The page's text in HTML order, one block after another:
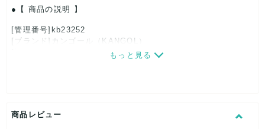
【 商品の説明 】
[管理番号]kb23252
[ブランド]カンゴール（KANGOL）
頭回り（内寸）：約57cm
[付属品]なし
もっと見る
商品レビュー